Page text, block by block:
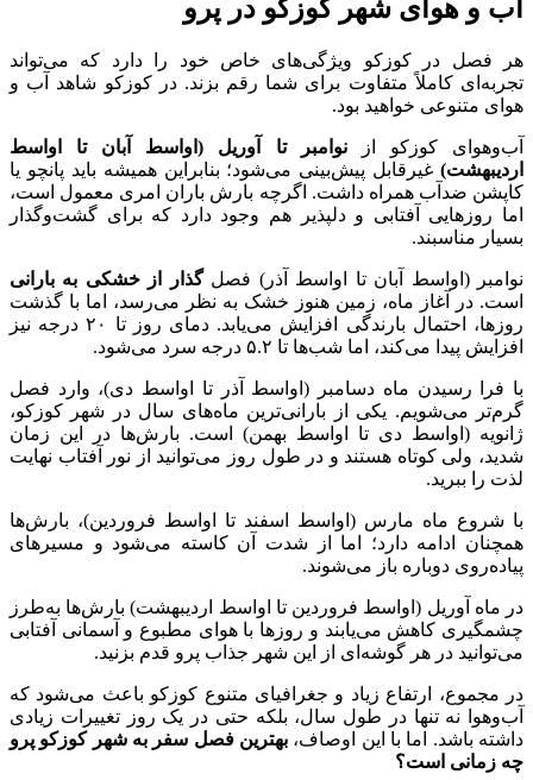
آب و هوای شهر کوزکو در پرو
هر فصل در کوزکو ویژگی‌های خاص خود را دارد که می‌تواند
تجربه‌ای کاملاً متفاوت برای شما رقم بزند. در کوزکو شاهد آب و
هوای متنوعی خواهید بود.
آب‌وهوای کوزکو ازنوامبر تا آوریل (اواسط آبان تا اواسط
اردیبهشت) غیرقابل پیش‌بینی می‌شود؛ بنابراین همیشه باید پانچو یا
کاپشن ضدآب همراه داشت. اگرچه بارش باران امری معمول است،
اما روزهایی آفتابی و دلپذیر هم وجود دارد که برای گشت‌وگذار
بسیار مناسبند.
نوامبر (اواسط آبان تا اواسط آذر) فصلگذار از خشکی به بارانی
است. در آغاز ماه، زمین هنوز خشک به نظر می‌رسد، اما با گذشت
روزها، احتمال بارندگی افزایش می‌یابد. دمای روز تا ۲۰ درجه نیز
افزایش پیدا می‌کند، اما شب‌ها تا ۵.۲ درجه سرد می‌شود.
با فرا رسیدن ماه دسامبر (اواسط آذر تا اواسط دی)، وارد فصل
گرم‌تر می‌شویم. یکی از بارانی‌ترین ماه‌های سال در شهر کوزکو،
ژانویه (اواسط دی تا اواسط بهمن) است. بارش‌ها در این زمان
شدید، ولی کوتاه هستند و در طول روز می‌توانید از نور آفتاب نهایت
لذت را ببرید.
با شروع ماه مارس (اواسط اسفند تا اواسط فروردین)، بارش‌ها
همچنان ادامه دارد؛ اما از شدت آن کاسته می‌شود و مسیرهای
پیاده‌روی دوباره باز می‌شوند.
در ماه آوریل (اواسط فروردین تا اواسط اردیبهشت) بارش‌ها به‌طرز
چشمگیری کاهش می‌یابند و روزها با هوای مطبوع و آسمانی آفتابی
می‌توانید در هر گوشه‌ای از این شهر جذاب پرو قدم بزنید.
در مجموع، ارتفاع زیاد و جغرافیای متنوع کوزکو باعث می‌شود که
آب‌وهوا نه تنها در طول سال، بلکه حتی در یک روز تغییرات زیادی
داشته باشد. اما با این اوصاف، بهترین فصل سفر به شهر کوزکو پرو
چه زمانی است؟